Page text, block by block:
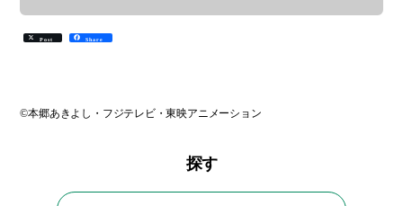
Post Share
©本郷あきよし・フジテレビ・東映アニメーション
探す